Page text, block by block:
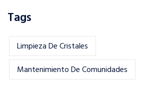
Tags
Limpieza De Cristales
Mantenimiento De Comunidades